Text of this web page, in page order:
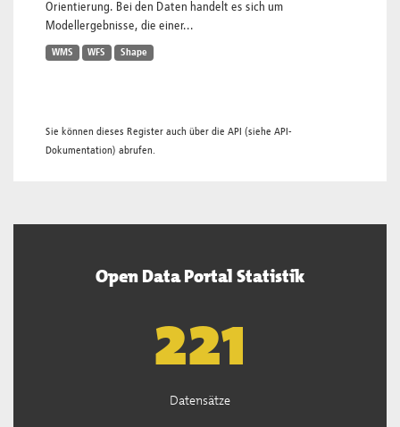
Orientierung. Bei den Daten handelt es sich um
Modellergebnisse, die einer...
WMS WFS Shape
Sie können dieses Register auch über die API (siehe API-
Dokumentation) abrufen.
Open Data Portal Statistik
222
Datensätze